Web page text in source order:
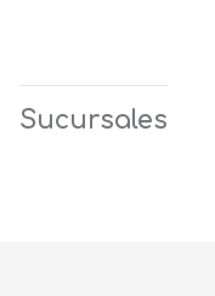
Sucursales